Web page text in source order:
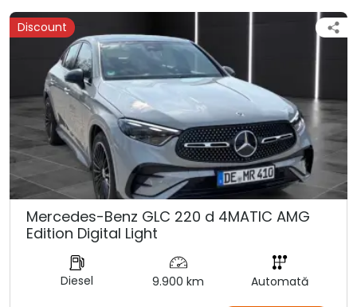
Discount
Mercedes-Benz GLC 220 d 4MATIC AMG
Edition Digital Light
Diesel 9.900 km Automată